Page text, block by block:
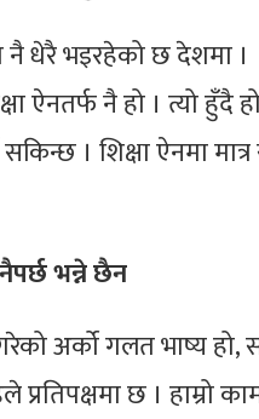
नै धेरै भइरहेको छ देशमा ।
नै हो । त्यो हुँदै
सकिन्छ । शिक्षा ऐनमा
भन्ने छैन
अर्को गलत भाष्य
अहिले प्रतिपक्षमा छ ।